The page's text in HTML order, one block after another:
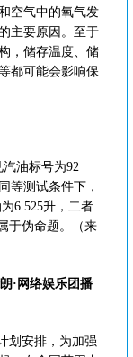
空气中的氧气发
主要原因。至于
，储存温度、储
都可能会影响保
油标号为92
等测试条件下，
6.525升，二者
于伪命题。（来
·网络娱乐团播
划安排，为加强